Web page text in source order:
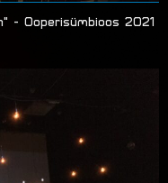
- Ooperisümbioos 2021